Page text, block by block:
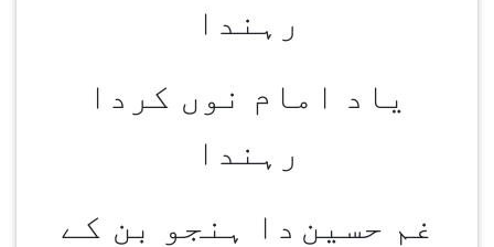
رہندا
یاد امام نوں کردا
رہندا
غم حسین دا ہنجو بن کے